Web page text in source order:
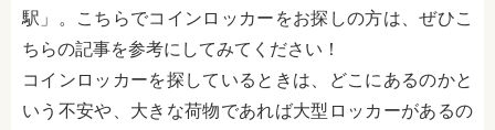
駅」。こちらでコインロッカーをお探しの方は、ぜひこ
ちらの記事を参考にしてみてください！
コインロッカーを探しているときは、どこにあるのかと
いう不安や、大きな荷物であれば大型ロッカーがあるの